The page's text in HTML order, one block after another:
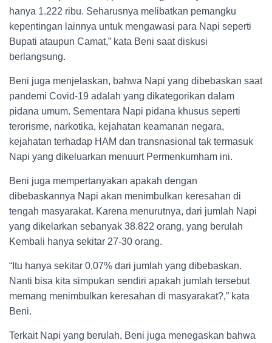
hanya 1.222 ribu. Seharusnya melibatkan pemangku
kepentingan lainnya untuk mengawasi para Napi seperti
Bupati ataupun Camat,” kata Beni saat diskusi
berlangsung.
Beni juga menjelaskan, bahwa Napi yang dibebaskan saat
pandemi Covid-19 adalah yang dikategorikan dalam
pidana umum. Sementara Napi pidana khusus seperti
terorisme, narkotika, kejahatan keamanan negara,
kejahatan terhadap HAM dan transnasional tak termasuk
Napi yang dikeluarkan menuurt Permenkumham ini.
Beni juga mempertanyakan apakah dengan
dibebaskannya Napi akan menimbulkan keresahan di
tengah masyarakat. Karena menurutnya, dari jumlah Napi
yang dikelarkan sebanyak 38.822 orang, yang berulah
Kembali hanya sekitar 27-30 orang.
“Itu hanya sekitar 0,07% dari jumlah yang dibebaskan.
Nanti bisa kita simpukan sendiri apakah jumlah tersebut
memang menimbulkan keresahan di masyarakat?,” kata
Beni.
Terkait Napi yang berulah, Beni juga menegaskan bahwa